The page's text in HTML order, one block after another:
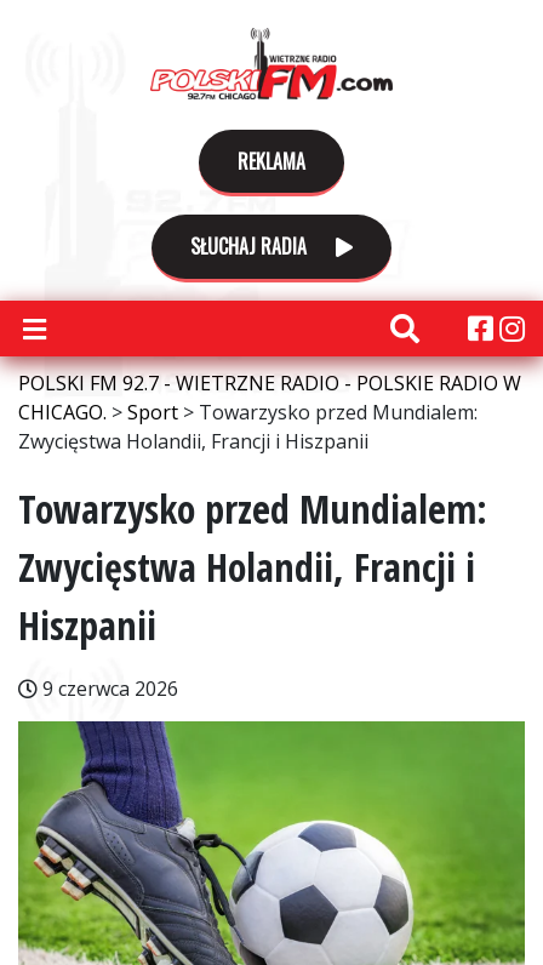
REKLAMA
SŁUCHAJ RADIA
POLSKI FM 92.7 - WIETRZNE RADIO - POLSKIE RADIO W
CHICAGO. >Sport > Towarzysko przed Mundialem:
Zwycięstwa Holandii, Francji i Hiszpanii
Towarzysko przed Mundialem:
Zwycięstwa Holandii, Francji i
Hiszpanii
9 czerwca 2026